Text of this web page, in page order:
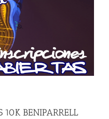
10K BENIPARRELL